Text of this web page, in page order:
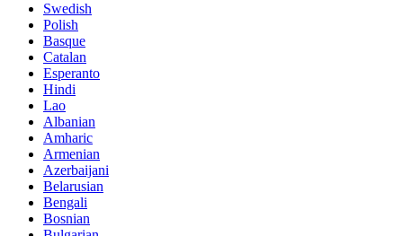
Swedish
Polish
Basque
Catalan
Esperanto
Hindi
Lao
Albanian
Amharic
Armenian
Azerbaijani
Belarusian
Bengali
Bosnian